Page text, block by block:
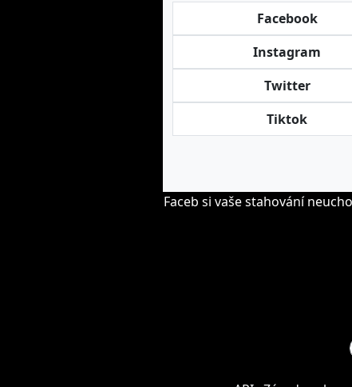
Facebook
Instagram
Twitter
Tiktok
Faceb si vaše stahování